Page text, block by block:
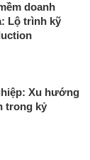
doanh
Lộ trình kỹ
Xu hướng
trong kỷ